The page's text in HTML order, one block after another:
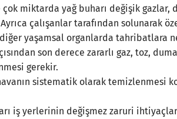
miktarda yağ buharı değişik gazlar,
çalışanlar tarafından solunarak
yaşamsal organlarda tahribatlara
son derece zararlı gaz, toz,
gerekir.
sistematik olarak temizlenmesi
iş yerlerinin değişmez zaruri